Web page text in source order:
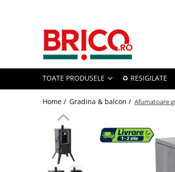
Toate Produsele
Baterii sanitare
Baterii chiuveta baie
Baterii cada si dus
Baterii bideu si dus igienic
TOATE PRODUSELE ♻️ RESIGILATE
Home / Gradina & balcon / Afumatoare